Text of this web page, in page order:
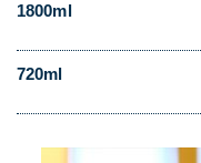
1800ml
720ml